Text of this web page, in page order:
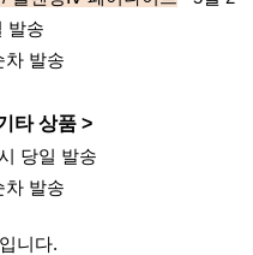
발송
차 발송
타 상품 >
당일 발송
차 발송
니다.